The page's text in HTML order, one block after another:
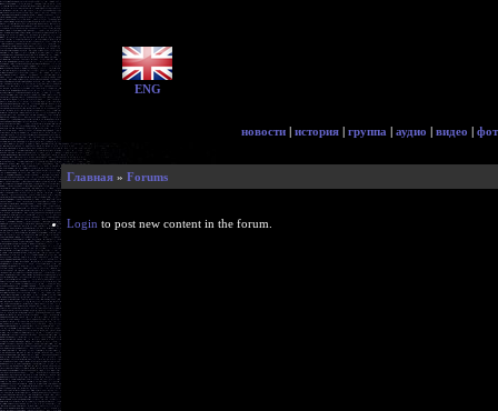
ENG
новости | история | группа | аудио | видео |
Главная » Forums
Login to post new content in the forum.